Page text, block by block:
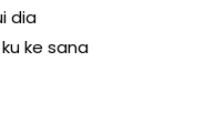
dia
ke sana